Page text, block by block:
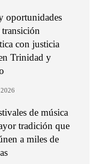
oportunidades
transición
con justicia
Trinidad y
de música
tradición que
a miles de